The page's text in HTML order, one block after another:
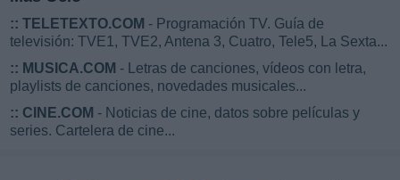
:: TELETEXTO.COM - Programación TV. Guía de
televisión: TVE1, TVE2, Antena 3, Cuatro, Tele5, La Sexta...
:: MUSICA.COM - Letras de canciones, vídeos con letra,
playlists de canciones, novedades musicales...
:: CINE.COM - Noticias de cine, datos sobre películas y
series. Cartelera de cine...